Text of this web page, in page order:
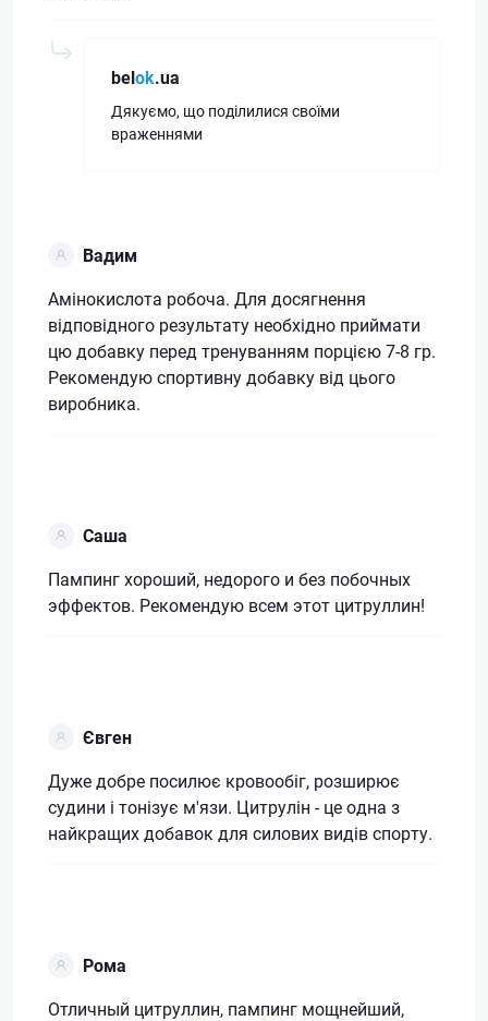
belok.ua
Дякуємо, що поділилися своїми
враженнями
Вадим
Амінокислота робоча. Для досягнення
відповідного результату необхідно приймати
цю добавку перед тренуванням порцією 7-8 гр.
Рекомендую спортивну добавку від цього
виробника.
Саша
Пампинг хороший, недорого и без побочных
эффектов. Рекомендую всем этот цитруллин!
Євген
Дуже добре посилює кровообіг, розширює
судини і тонізує м'язи. Цитрулін - це одна з
найкращих добавок для силових видів спорту.
Рома
Отличный цитруллин, пампинг мощнейший,